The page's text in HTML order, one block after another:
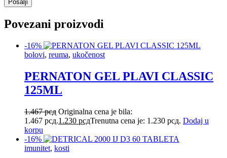
Povezani proizvodi
-16%
bolovi, reuma, ukočenost
PERNATON GEL PLAVI CLASSIC
125ML
1.467рсд Originalna cena je bila:
1.467 рсд.1.230 рсдTrenutna cena je: 1.230 рсд. Dodaj u
korpu
-16%
imunitet, kosti